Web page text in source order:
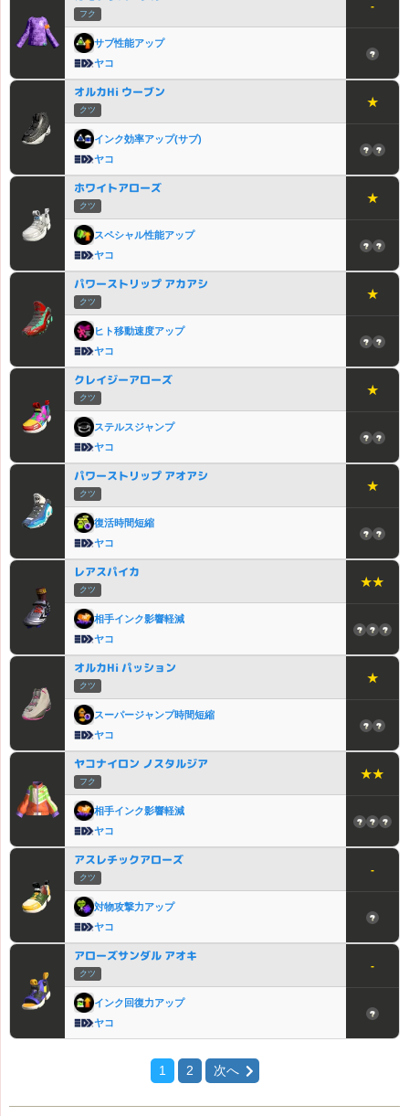
フク
サブ性能アップ
ヤコ
-
オルカHi ウーブン
クツ
インク効率アップ(サブ)
ヤコ
★
ホワイトアローズ
クツ
スペシャル性能アップ
ヤコ
★
パワーストリップ アカアシ
クツ
ヒト移動速度アップ
ヤコ
★
クレイジーアローズ
クツ
ステルスジャンプ
ヤコ
★
パワーストリップ アオアシ
クツ
復活時間短縮
ヤコ
★
レアスパイカ
クツ
相手インク影響軽減
ヤコ
★★
オルカHi パッション
クツ
スーパージャンプ時間短縮
ヤコ
★
ヤコナイロン ノスタルジア
フク
相手インク影響軽減
ヤコ
★★
アスレチックアローズ
クツ
対物攻撃力アップ
ヤコ
-
アローズサンダル アオキ
クツ
インク回復力アップ
ヤコ
-
1 2 次へ